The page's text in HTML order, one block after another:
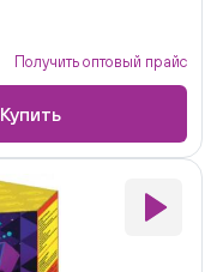
Получить оптовый прайс
Купить